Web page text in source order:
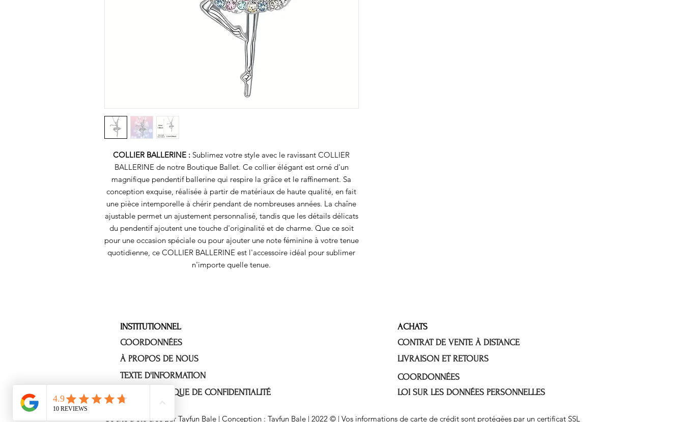
COLLIER BALLERINE : Sublimez votre style avec le ravissant COLLIER
BALLERINE de notre Boutique Ballet. Ce collier élégant est orné d'un
magnifique pendentif ballerine qui respire la grâce et le raffinement. Sa
conception exquise, réalisée à partir de matériaux de haute qualité, en fait
une pièce intemporelle à chérir pendant de nombreuses années. La chaîne
ajustable permet un ajustement personnalisé, tandis que les détails délicats
du pendentif ajoutent une touche d'originalité et de charme. Que ce soit
pour une occasion spéciale ou pour ajouter une note féminine à votre tenue
quotidienne, ce COLLIER BALLERINE est l'accessoire idéal pour sublimer
n'importe quelle tenue.
INSTITUTIONNEL
ACHATS
COORDONNÉES
CONTRAT DE VENTE À DISTANCE
À PROPOS DE NOUS
TEXTE D'INFORMATION
NOTRE POLITIQUE DE CONFIDENTIALITÉ
LIVRAISON ET RETOURS
COORDONNÉES
LOI SUR LES DONNÉES PERSONNELLES
Ce site a été créé par Tayfun Bale | Conception : Tayfun Bale | 2022 © | Vos informations de carte de crédit sont protégées par un certificat SSL